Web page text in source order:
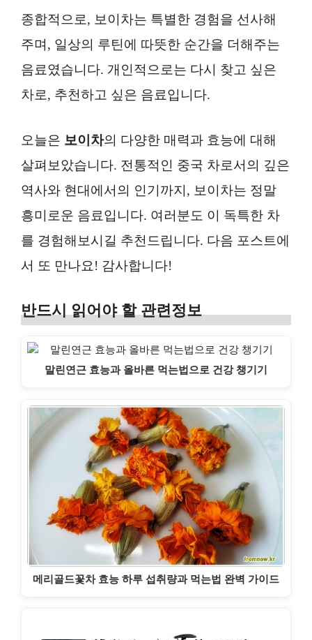
종합적으로, 보이차는 특별한 경험을 선사해
주며, 일상의 루틴에 따뜻한 순간을 더해주는
음료였습니다. 개인적으로는 다시 찾고 싶은
차로, 추천하고 싶은 음료입니다.
오늘은 보이차의 다양한 매력과 효능에 대해
살펴보았습니다. 전통적인 중국 차로서의 깊은
역사와 현대에서의 인기까지, 보이차는 정말
흥미로운 음료입니다. 여러분도 이 독특한 차
를 경험해보시길 추천드립니다. 다음 포스트에
서 또 만나요! 감사합니다!
반드시 읽어야 할 관련정보
말린연근 효능과 올바른 먹는법으로 건강 챙기기
메리골드꽃차 효능 하루 섭취량과 먹는법 완벽 가이드